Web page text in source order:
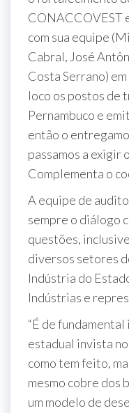
CONACCOVEST
com sua equipe
Cabral, José
Costa Serrano)
loco os postos de
Pernambuco e
então o
passamos a exigir
Complementa o
A equipe de
sempre o diálogo
questões,
diversos setores
Indústria do
Indústrias e
“É de
estadual invista
como tem feito,
mesmo cobre dos
um modelo de